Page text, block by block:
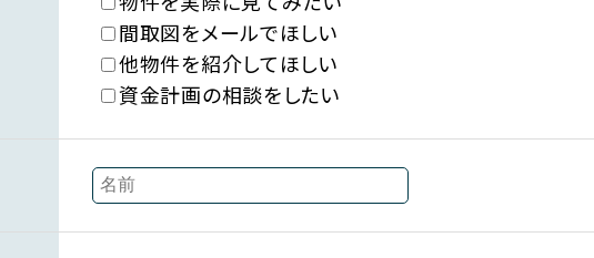
間取図をメールでほしい
他物件を紹介してほしい
資金計画の相談をしたい